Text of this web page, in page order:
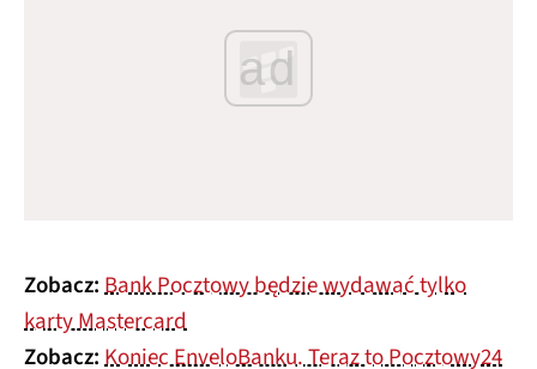
ad
Zobacz:Bank Pocztowy będzie wydawać tylko
karty Mastercard
Zobacz:Koniec EnveloBanku. Teraz to Pocztowy24